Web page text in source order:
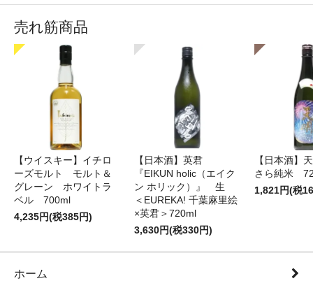
売れ筋商品
【ウイスキー】イチロ
ーズモルト モルト＆
グレーン ホワイトラ
ベル 700ml
4,235円(税385円)
【日本酒】英君
『EIKUN holic（エイク
ン ホリック）』 生
＜EUREKA! 千葉麻里絵
×英君＞720ml
3,630円(税330円)
【日本酒】
さら純米
1,821円(税
ホーム